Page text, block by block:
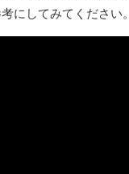
にしてみてください。